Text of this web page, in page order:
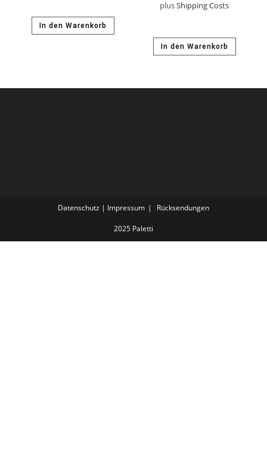
In den Warenkorb
plusShipping Costs
In den Warenkorb
Datenschutz | Impressum Rücksendungen
2025 Paletti